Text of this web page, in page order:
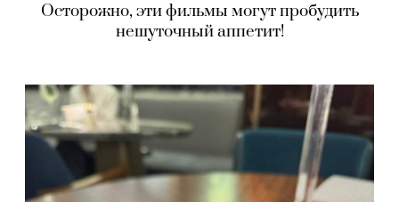
Осторожно, эти фильмы могут пробудить
нешуточный аппетит!